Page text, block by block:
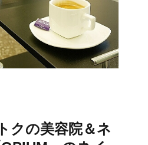
クの美容院＆ネ